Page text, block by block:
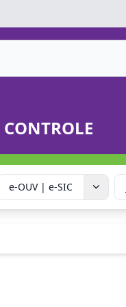
e-OUV | e-SIC